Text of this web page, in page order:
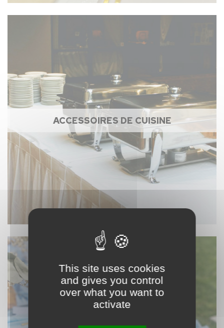
ACCESSOIRES DE CUISINE
This site uses cookies
and gives you control
over what you want to
activate